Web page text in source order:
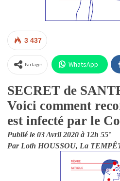
3 437
Partager WhatsApp
SECRET de
Voici comment
est infecté par le
Publié le 03 Avril 2020 à 12h 55’
Par Loth HOUSSOU, La